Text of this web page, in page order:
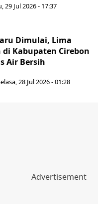
29 Jul 2026 - 17:37
Dimulai, Lima
di Kabupaten Cirebon
Air Bersih
28 Jul 2026 - 01:28